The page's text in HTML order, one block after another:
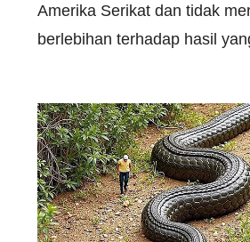
Amerika Serikat dan tidak
berlebihan terhadap hasil